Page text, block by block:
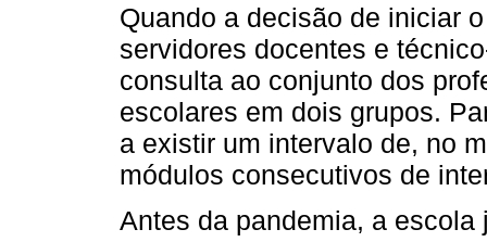
Quando a decisão de iniciar
servidores docentes e
consulta ao conjunto dos
escolares em dois grupos.
a existir um intervalo de, no
módulos consecutivos de
Antes da pandemia, a